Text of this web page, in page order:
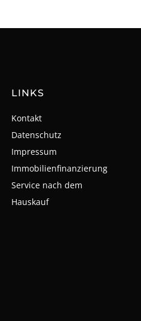
LINKS
Kontakt
Datenschutz
Impressum
Immobilienfinanzierung
Service nach dem
Hauskauf